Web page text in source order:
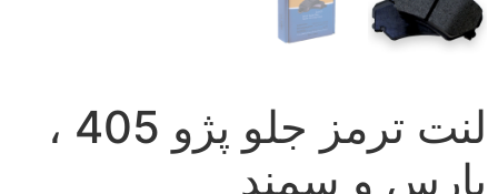
لنت ترمز جلو پژو 405 ،
پارس و سمند